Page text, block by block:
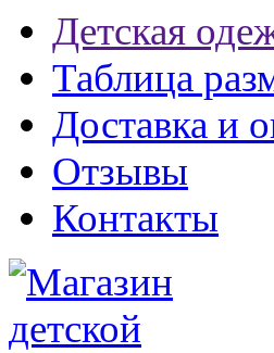
Детская
Таблица
Доставка и
Отзывы
Контакты